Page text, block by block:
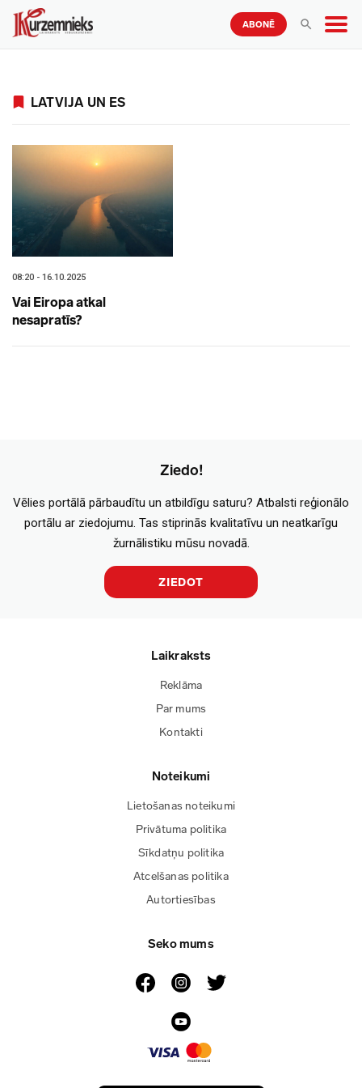
ABONĒ
LATVIJA UN ES
08:20 - 16.10.2025
Vai Eiropa atkal
nesapratīs?
Ziedo!
Vēlies portālā pārbaudītu un atbildīgu saturu? Atbalsti reģionālo
portālu ar ziedojumu. Tas stiprinās kvalitatīvu un neatkarīgu
žurnālistiku mūsu novadā.
ZIEDOT
Laikraksts
Reklāma
Par mums
Kontakti
Noteikumi
Lietošanas noteikumi
Privātuma politika
Sīkdatņu politika
Atcelšanas politika
Autortiesības
Seko mums